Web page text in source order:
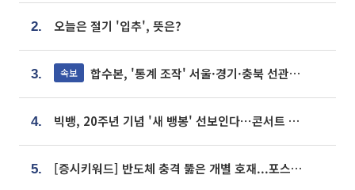
2. 오늘은 절기 '입추', 뜻은?
3. 속보 합수본, '통계 조작' 서울·경기·충북 선관위 등 추가 압수수색
4. 빅뱅, 20주년 기념 '새 뱅봉' 선보인다⋯콘서트 앞두고 팝업 개최
5. [증시키워드] 반도체 충격 뚫은 개별 호재...포스코퓨처엠·에코프로·한화솔루션 '눈길'